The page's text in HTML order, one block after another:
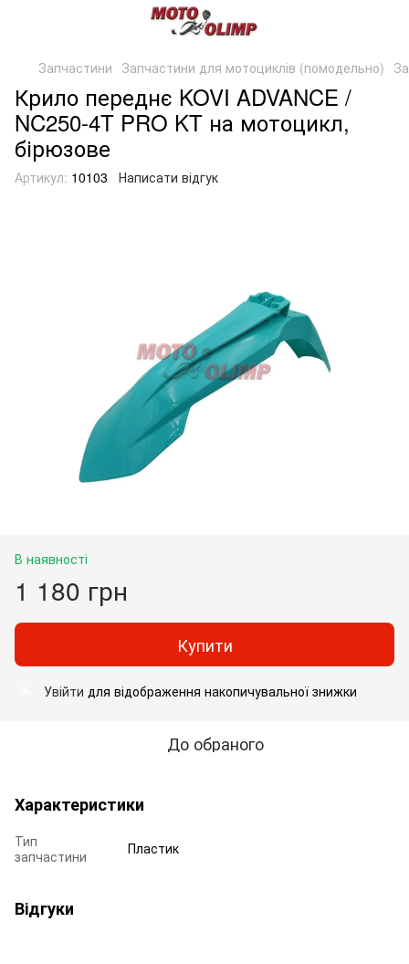
Запчастини Запчастини для мотоциклів (помодельно)
Крило переднє KOVI ADVANCE /
NC250-4T PRO KT на мотоцикл,
бірюзове
Артикул: 10103 Написати відгук
В наявності
1 180 грн
Купити
Увійти для відображення накопичувальної знижки
До обраного
Характеристики
Тип
запчастини
Пластик
Відгуки